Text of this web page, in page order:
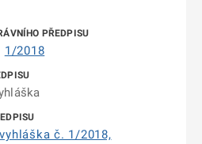
1/2018
č. 1/2018,